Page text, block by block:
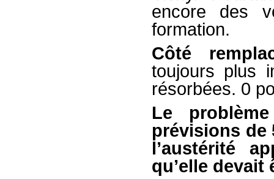
encore des
formation.
Côté
toujours plus
résorbées. 0
Le
prévisions de
l’austérité
qu’elle devait